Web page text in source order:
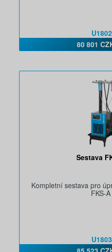
80 801
Sestava
Kompletní sestava pro
FKS-